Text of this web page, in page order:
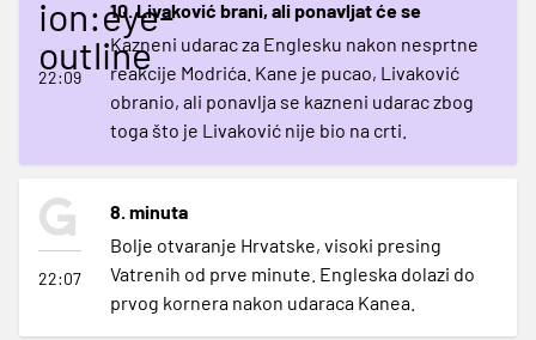
ion:eye-
outline
22:09
10. Livaković brani, ali ponavljat će se
Kazneni udarac za Englesku nakon nesprtne
reakcije Modrića. Kane je pucao, Livaković
obranio, ali ponavlja se kazneni udarac zbog
toga što je Livaković nije bio na crti.
22:07
8. minuta
Bolje otvaranje Hrvatske, visoki presing
Vatrenih od prve minute. Engleska dolazi do
prvog kornera nakon udaraca Kanea.